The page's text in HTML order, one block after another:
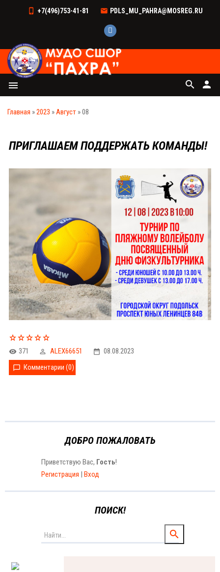
+7(496)753-41-81 PDLS_MU_PAHRA@MOSREG.RU
menu person
search
Главная »2023 »Август »08
ПРИГЛАШАЕМ ПОДДЕРЖАТЬ КОМАНДЫ!
371 ALEX66651
08.08.2023
Комментарии (0)
ДОБРО ПОЖАЛОВАТЬ
Приветствую Вас, Гость!
Регистрация | Вход
ПОИСК!